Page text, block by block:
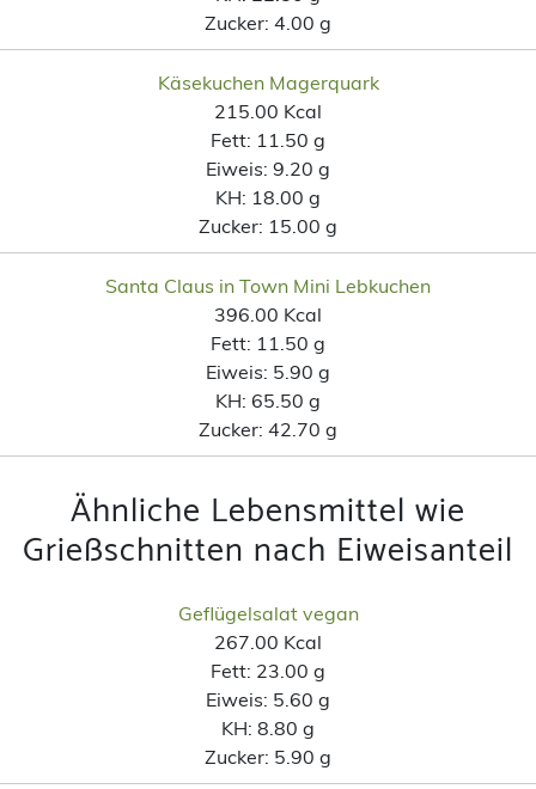
Zucker: 4.00 g
Käsekuchen Magerquark
215.00 Kcal
Fett: 11.50 g
Eiweis: 9.20 g
KH: 18.00 g
Zucker: 15.00 g
Santa Claus in Town Mini Lebkuchen
396.00 Kcal
Fett: 11.50 g
Eiweis: 5.90 g
KH: 65.50 g
Zucker: 42.70 g
Ähnliche Lebensmittel wie
Grießschnitten nach Eiweisanteil
Geflügelsalat vegan
267.00 Kcal
Fett: 23.00 g
Eiweis: 5.60 g
KH: 8.80 g
Zucker: 5.90 g